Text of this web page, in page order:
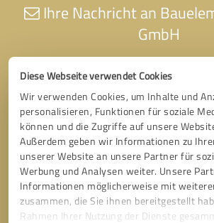
Diese Webseite verwendet Cookies
Wir verwenden Cookies, um Inhalte und
personalisieren, Funktionen für soziale
können und die Zugriffe auf unsere
Außerdem geben wir Informationen zu
unserer Website an unsere Partner für
Werbung und Analysen weiter. Unsere
Informationen möglicherweise mit
zusammen, die Sie ihnen bereitgestellt
Rahmen Ihrer Nutzung der Dienste
Ihre Nachricht an
GmbH